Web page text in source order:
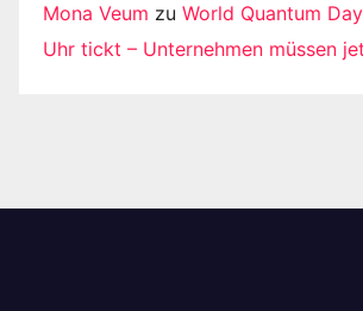
Mona Veum zu World Quantum
Uhr tickt – Unternehmen müssen